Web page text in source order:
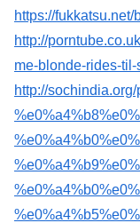
https://
http://
me-blonde-rides-til-
http://